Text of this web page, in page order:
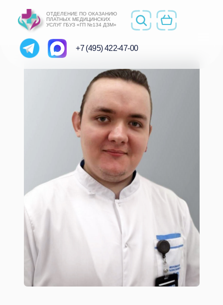
+7 (495) 422-47-00
ОТДЕЛЕНИЕ ПО ОКАЗАНИЮ
ПЛАТНЫХ МЕДИЦИНСКИХ
УСЛУГ ГБУЗ «ГП №134 ДЗМ»